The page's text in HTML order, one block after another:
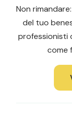
Non
del tuo
professionisti
come